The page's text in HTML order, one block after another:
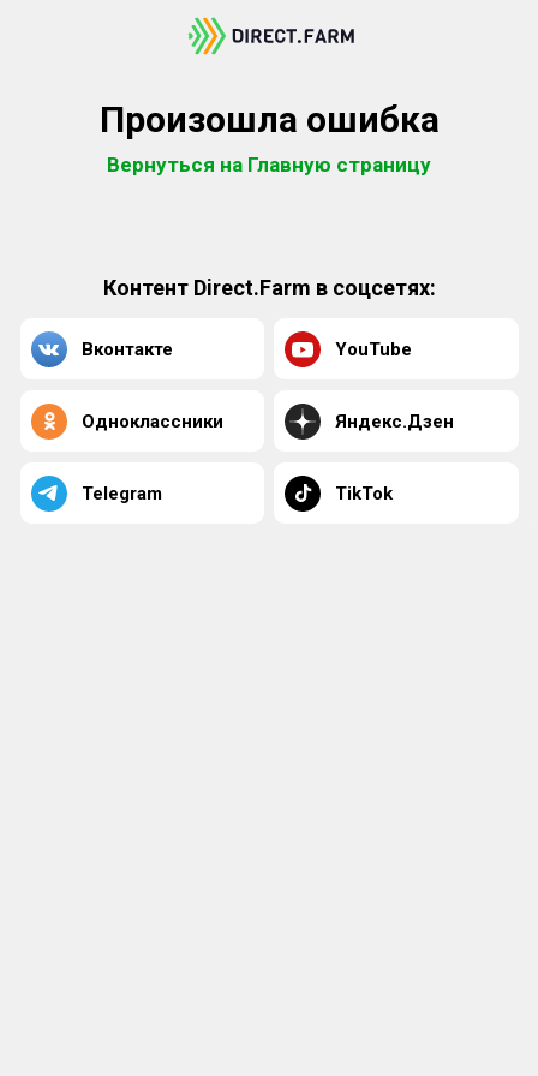
Произошла ошибка
Вернуться на Главную страницу
Контент Direct.Farm в соцсетях:
Вконтакте YouTube
Одноклассники Яндекс.Дзен
Telegram TikTok